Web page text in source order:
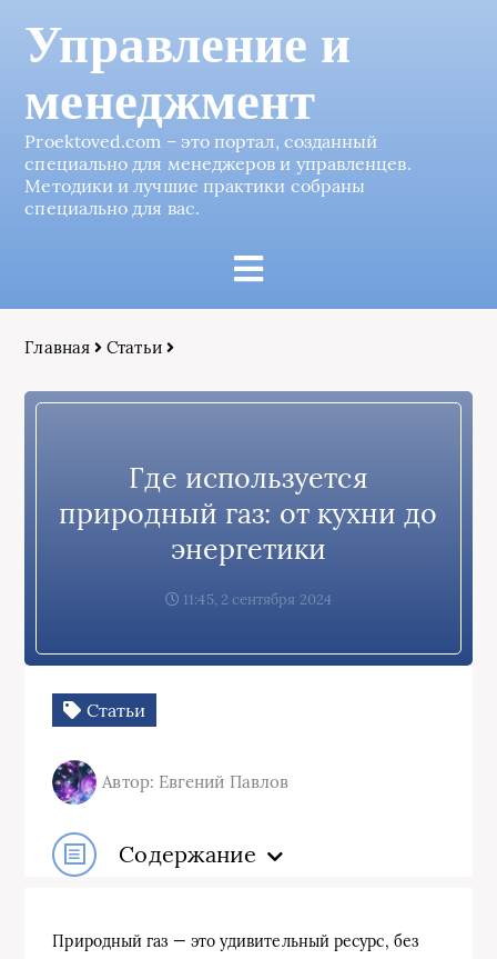
Управление и
менеджмент
Proektoved.com – это портал, созданный
специально для менеджеров и управленцев.
Методики и лучшие практики собраны
специально для вас.
Главная Статьи
Где используется
природный газ: от кухни до
энергетики
11:45, 2 сентября 2024
Статьи
Автор: Евгений Павлов
Содержание
Природный газ — это удивительный ресурс, без